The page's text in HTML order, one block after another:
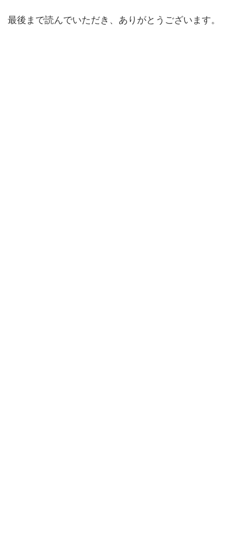
最後まで読んでいただき、ありがとうございます。